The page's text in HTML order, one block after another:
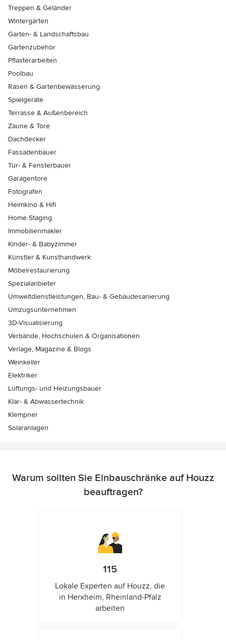
Treppen & Geländer
Wintergärten
Garten- & Landschaftsbau
Gartenzubehör
Pflasterarbeiten
Poolbau
Rasen & Gartenbewässerung
Spielgeräte
Terrasse & Außenbereich
Zäune & Tore
Dachdecker
Fassadenbauer
Tür- & Fensterbauer
Garagentore
Fotografen
Heimkino & Hifi
Home Staging
Immobilienmakler
Kinder- & Babyzimmer
Künstler & Kunsthandwerk
Möbelrestaurierung
Spezialanbieter
Umweltdienstleistungen, Bau- & Gebäudesanierung
Umzugsunternehmen
3D-Visualisierung
Verbände, Hochschulen & Organisationen
Verlage, Magazine & Blogs
Weinkeller
Elektriker
Lüftungs- und Heizungsbauer
Klär- & Abwassertechnik
Klempner
Solaranlagen
Warum sollten Sie Einbauschränke auf Houzz
beauftragen?
115
Lokale Experten auf Houzz, die
in Herxheim, Rheinland-Pfalz
arbeiten